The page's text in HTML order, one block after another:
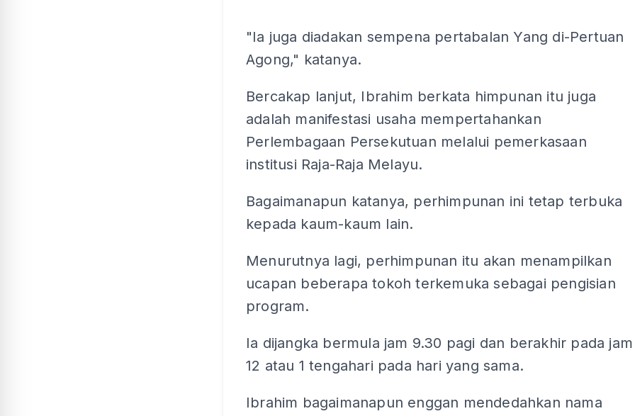
"Ia juga diadakan sempena pertabalan Yang di-Pertuan
Agong," katanya.
Bercakap lanjut, Ibrahim berkata himpunan itu juga
adalah manifestasi usaha mempertahankan
Perlembagaan Persekutuan melalui pemerkasaan
institusi Raja-Raja Melayu.
Bagaimanapun katanya, perhimpunan ini tetap terbuka
kepada kaum-kaum lain.
Menurutnya lagi, perhimpunan itu akan menampilkan
ucapan beberapa tokoh terkemuka sebagai pengisian
program.
Ia dijangka bermula jam 9.30 pagi dan berakhir pada jam
12 atau 1 tengahari pada hari yang sama.
Ibrahim bagaimanapun enggan mendedahkan nama